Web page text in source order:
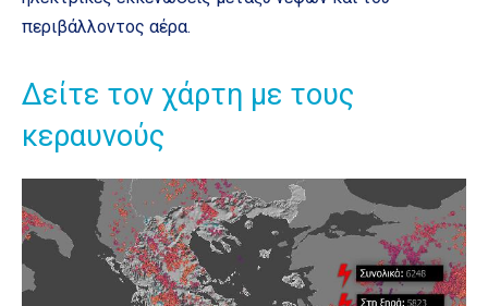
περιβάλλοντος αέρα.
Δείτε τον χάρτη με τους
κεραυνούς